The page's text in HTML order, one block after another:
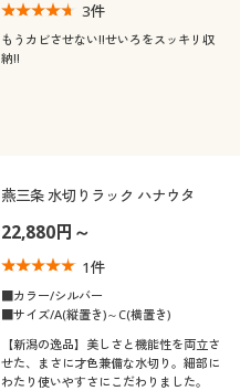
3件
もうカビさせない!!せいろをスッキリ収
納!!
燕三条 水切りラック ハナウタ
22,880円～
1件
■カラー/シルバー
■サイズ/A(縦置き)～C(横置き)
【新潟の逸品】美しさと機能性を両立さ
せた、まさに才色兼備な水切り。細部に
わたり使いやすさにこだわりました。